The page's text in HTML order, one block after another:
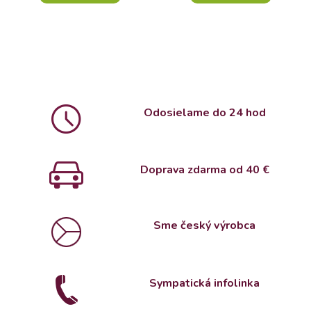
Odosielame do 24 hod
Doprava zdarma od 40 €
Sme český výrobca
Sympatická infolinka